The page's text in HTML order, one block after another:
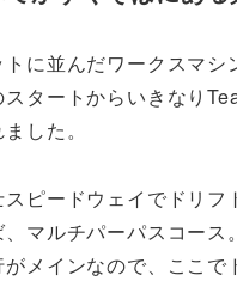
トに並んだワークスマ
スタートからいきなり
ました。
スピードウェイでドリ
、マルチパーパスコー
がメインなので、ここで